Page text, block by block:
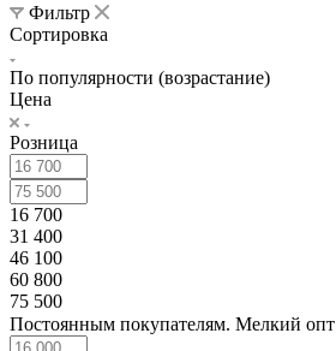
Фильтр
Сортировка
По популярности (возрастание)
Цена
Розница
16 700
31 400
46 100
60 800
75 500
Постоянным покупателям. Мелкий опт